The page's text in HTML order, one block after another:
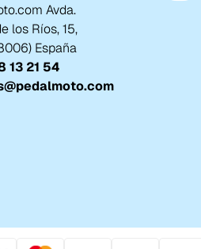
Avda.
los Ríos, 15,
España
13 21 54